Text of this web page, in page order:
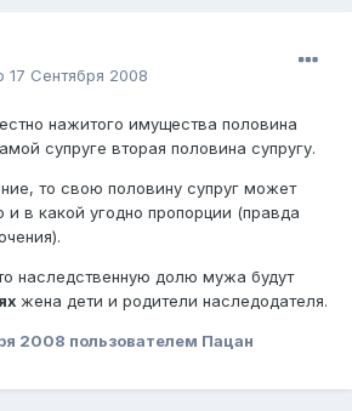
17 Сентября 2008
нажитого имущества половина
супруге вторая половина супругу.
то свою половину супруг может
и в какой угодно пропорции (правда
наследственную долю мужа будут
жена дети и родители наследодателя.
2008 пользователем Пацан